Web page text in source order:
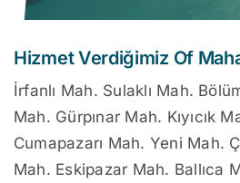
Hizmet Verdiğimiz Of
İrfanlı Mah. Sulaklı Mah.
Mah. Gürpınar Mah. Kıyıcık
Cumapazarı Mah. Yeni Mah.
Mah. Eskipazar Mah. Ballıca